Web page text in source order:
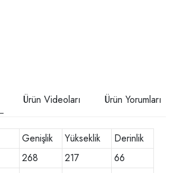
Ürün Videoları Ürün Yorumları
Genişlik Yükseklik
Derinlik
268 217
66